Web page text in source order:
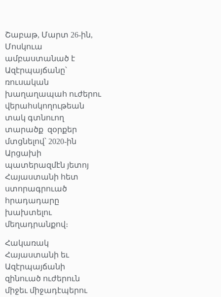
Շաբաթ, Մարտ 26-ին,
Մոսկուա
ամբաստանած է
Ազէրպայճանը՝
ռուսական
խաղաղապահ ուժերու
վերահսկողութեան
տակ գտնուող
տարածք զօրքեր
մտցնելով՝ 2020-ին
Արցախի
պատերազմէն յետոյ
Հայաստանի հետ
ստորագրուած
հրադադարը
խախտելու
մեղադրանքով։
Հակառակ
Հայաստանի եւ
Ազէրպայճանի
զինուած ուժերուն
միջեւ միջադէպերու